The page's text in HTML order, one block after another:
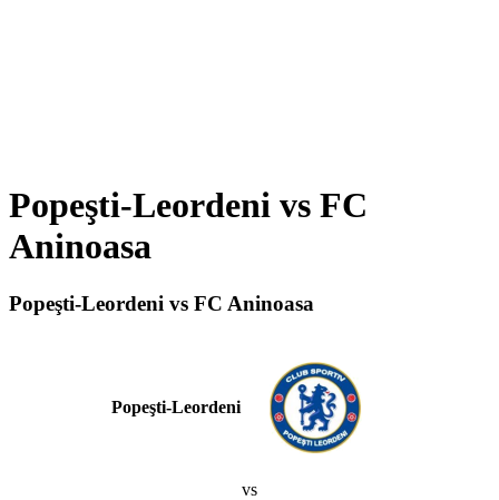
Popeşti-Leordeni vs FC
Aninoasa
Popeşti-Leordeni vs FC Aninoasa
Popeşti-Leordeni
vs